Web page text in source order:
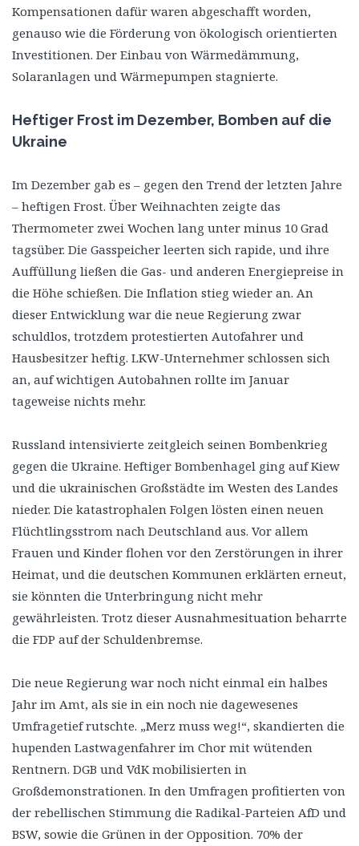
Kompensationen dafür waren abgeschafft worden,
genauso wie die Förderung von ökologisch orientierten
Investitionen. Der Einbau von Wärmedämmung,
Solaranlagen und Wärmepumpen stagnierte.
Heftiger Frost im Dezember, Bomben auf die
Ukraine
Im Dezember gab es – gegen den Trend der letzten Jahre
– heftigen Frost. Über Weihnachten zeigte das
Thermometer zwei Wochen lang unter minus 10 Grad
tagsüber. Die Gasspeicher leerten sich rapide, und ihre
Auffüllung ließen die Gas- und anderen Energiepreise in
die Höhe schießen. Die Inflation stieg wieder an. An
dieser Entwicklung war die neue Regierung zwar
schuldlos, trotzdem protestierten Autofahrer und
Hausbesitzer heftig. LKW-Unternehmer schlossen sich
an, auf wichtigen Autobahnen rollte im Januar
tageweise nichts mehr.
Russland intensivierte zeitgleich seinen Bombenkrieg
gegen die Ukraine. Heftiger Bombenhagel ging auf Kiew
und die ukrainischen Großstädte im Westen des Landes
nieder. Die katastrophalen Folgen lösten einen neuen
Flüchtlingsstrom nach Deutschland aus. Vor allem
Frauen und Kinder flohen vor den Zerstörungen in ihrer
Heimat, und die deutschen Kommunen erklärten erneut,
sie könnten die Unterbringung nicht mehr
gewährleisten. Trotz dieser Ausnahmesituation beharrte
die FDP auf der Schuldenbremse.
Die neue Regierung war noch nicht einmal ein halbes
Jahr im Amt, als sie in ein noch nie dagewesenes
Umfragetief rutschte. „Merz muss weg!“, skandierten die
hupenden Lastwagenfahrer im Chor mit wütenden
Rentnern. DGB und VdK mobilisierten in
Großdemonstrationen. In den Umfragen profitierten von
der rebellischen Stimmung die Radikal-Parteien AfD und
BSW, sowie die Grünen in der Opposition. 70% der